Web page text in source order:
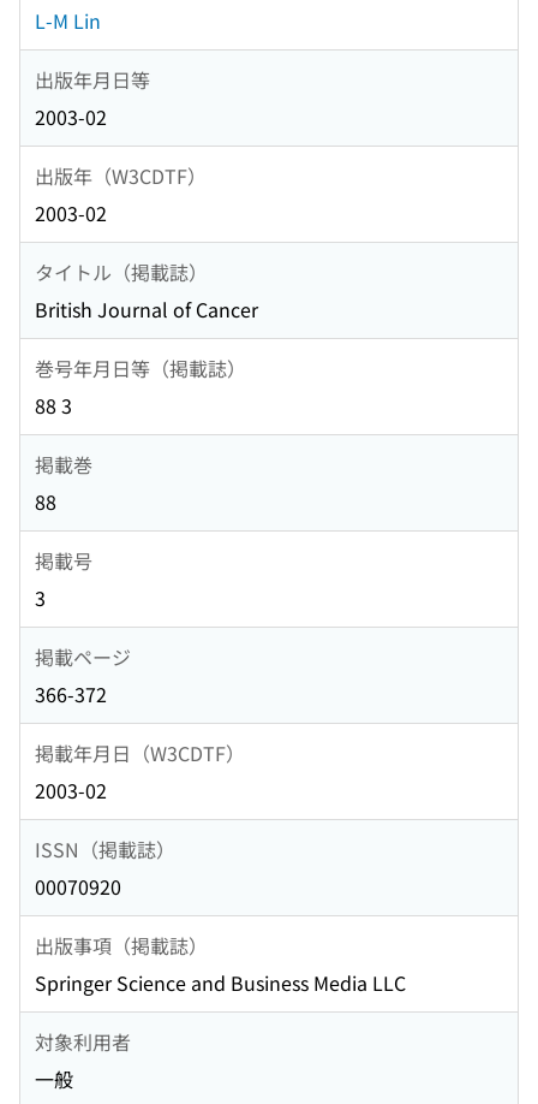
L-M Lin
出版年月日等
2003-02
出版年（W3CDTF）
2003-02
タイトル（掲載誌）
British Journal of Cancer
巻号年月日等（掲載誌）
88 3
掲載巻
88
掲載号
3
掲載ページ
366-372
掲載年月日（W3CDTF）
2003-02
ISSN（掲載誌）
00070920
出版事項（掲載誌）
Springer Science and Business Media LLC
対象利用者
一般